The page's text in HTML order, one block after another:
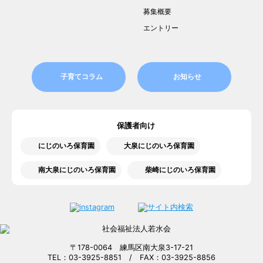
募集概要
エントリー
子育てコラム お知らせ
保護者向け
にじのいろ保育園 大泉にじのいろ保育園
南大泉にじのいろ保育園 柴崎にじのいろ保育園
〒178-0064 練馬区南大泉3-17-21
TEL：03-3925-8851 / FAX：03-3925-8856